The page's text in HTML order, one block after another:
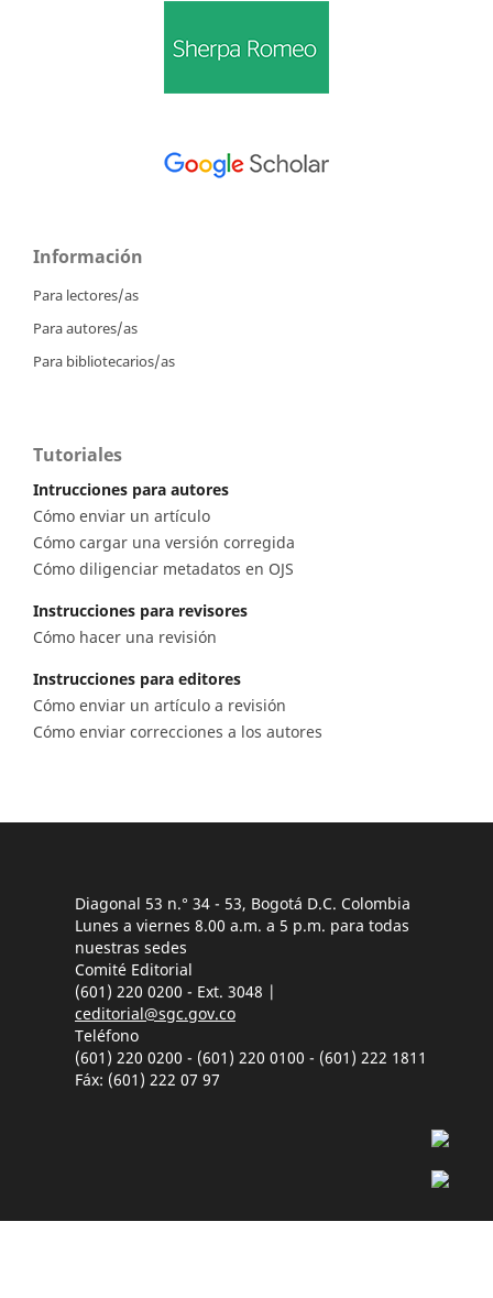
Información
Para lectores/as
Para autores/as
Para bibliotecarios/as
Tutoriales
Intrucciones para autores
Cómo enviar un artículo
Cómo cargar una versión corregida
Cómo diligenciar metadatos en OJS
Instrucciones para revisores
Cómo hacer una revisión
Instrucciones para editores
Cómo enviar un artículo a revisión
Cómo enviar correcciones a los autores
Diagonal 53 n.° 34 - 53, Bogotá D.C. Colombia
Lunes a viernes 8.00 a.m. a 5 p.m. para todas
nuestras sedes
Comité Editorial
(601) 220 0200 - Ext. 3048 |
ceditorial@sgc.gov.co
Teléfono
(601) 220 0200 - (601) 220 0100 - (601) 222 1811
Fáx: (601) 222 07 97